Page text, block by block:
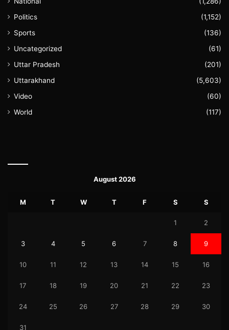
Politics
(1,152)
Sports
(136)
Uncategorized
(61)
Uttar Pradesh
(201)
Uttarakhand
(5,603)
Video
(60)
World
(117)
August 2026
M T W T F S S
1 2
3 4 5 6 7 8 9
10 11 12 13 14 15 16
17 18 19 20 21 22 23
24 25 26 27 28 29 30
31